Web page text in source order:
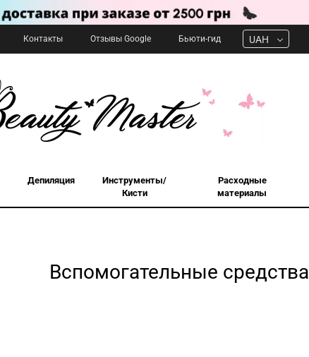
Контакты Отзывы Google Бьюти-гид UAH
Депиляция
Инструменты/
Кисти
Расходные
материалы
Вспомогательные средства